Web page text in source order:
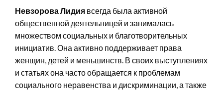
Невзорова Лидия всегда была активной
общественной деятельницей и занималась
множеством социальных и благотворительных
инициатив. Она активно поддерживает права
женщин, детей и меньшинств. В своих выступлениях
и статьях она часто обращается к проблемам
социального неравенства и дискриминации, а также